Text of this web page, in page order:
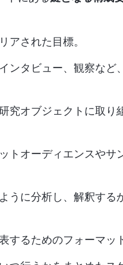
アされた目標。
ンタビュー、観察など
研究オブジェクトに取り
トオーディエンスやサ
うに分析し、解釈する
するためのフォーマッ